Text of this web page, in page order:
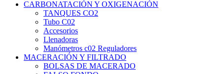
CARBONATACIÓN Y OXIGENACIÓN
TANQUES CO2
Tubo C02
Accesorios
Llenadoras
Manómetros c02 Reguladores
MACERACIÓN Y FILTRADO
BOLSAS DE MACERADO